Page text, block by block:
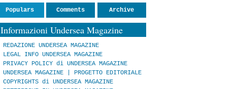
Populars Comments Archive
Informazioni Undersea Magazine
REDAZIONE UNDERSEA MAGAZINE
LEGAL INFO UNDERSEA MAGAZINE
PRIVACY POLICY di UNDERSEA MAGAZINE
UNDERSEA MAGAZINE | PROGETTO EDITORIALE
COPYRIGHTS di UNDERSEA MAGAZINE